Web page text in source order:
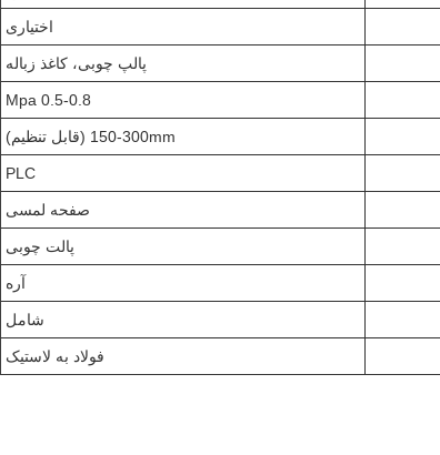
اختیاری
پالپ چوبی، کاغذ زباله
0.5-0.8 Mpa
150-300mm (قابل تنظیم)
PLC
صفحه لمسی
پالت چوبی
آره
شامل
فولاد به لاستیک